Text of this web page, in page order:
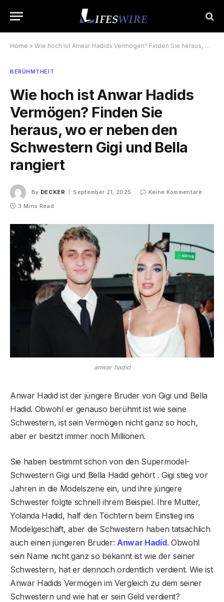
Home » Wie hoch ist Anwar Hadids Vermögen? Finden Sie heraus, wo er neben den Schwestern Gigi und Bella rangiert
BERÜHMTHEIT
Wie hoch ist Anwar Hadids
Vermögen? Finden Sie
heraus, wo er neben den
Schwestern Gigi und Bella
rangiert
By DECKER September 21, 2025
Keine Kommentare
3 Mins Read
anwar hadid
Anwar Hadid ist der jüngere Bruder von Gigi und Bella
Hadid. Obwohl er genauso berühmt ist wie seine
Schwestern, ist sein Vermögen nicht ganz so hoch,
aber er besitzt immer noch Millionen.
Sie haben bestimmt schon von den Supermodel-
Schwestern Gigi und Bella Hadid gehört . Gigi stieg vor
Jahren in die Modelszene ein, und ihre jüngere
Schwester folgte schnell ihrem Beispiel. Ihre Mutter,
Yolanda Hadid, half den Töchtern beim Einstieg ins
Modelgeschäft, aber die Schwestern haben tatsächlich
auch einen jüngeren Bruder: Anwar Hadid. Obwohl
sein Name nicht ganz so bekannt ist wie der seiner
Schwestern, hat er dennoch ordentlich verdient. Wie ist
Anwar Hadids Vermögen im Vergleich zu dem seiner
Schwestern und wie hat er sein Geld verdient?